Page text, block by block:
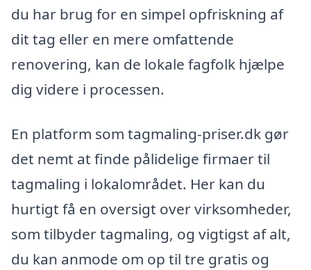
du har brug for en simpel opfriskning af
dit tag eller en mere omfattende
renovering, kan de lokale fagfolk hjælpe
dig videre i processen.
En platform som tagmaling-priser.dk gør
det nemt at finde pålidelige firmaer til
tagmaling i lokalområdet. Her kan du
hurtigt få en oversigt over virksomheder,
som tilbyder tagmaling, og vigtigst af alt,
du kan anmode om op til tre gratis og